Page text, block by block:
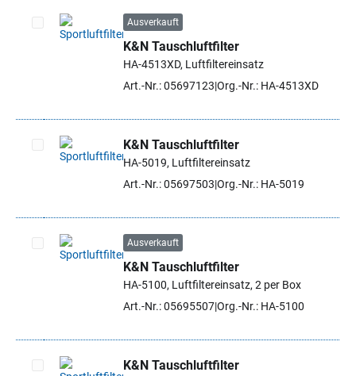
Artikel auswählen
Ausverkauft
K&N Tauschluftfilter
HA-4513XD, Luftfiltereinsatz
Art.-Nr.: 05697123 Org.-Nr.: HA-4513XD
Artikel auswählen
K&N Tauschluftfilter
HA-5019, Luftfiltereinsatz
Art.-Nr.: 05697503 Org.-Nr.: HA-5019
Artikel auswählen
Ausverkauft
K&N Tauschluftfilter
HA-5100, Luftfiltereinsatz, 2 per Box
Art.-Nr.: 05695507Org.-Nr.: HA-5100
K&N Tauschluftfilter